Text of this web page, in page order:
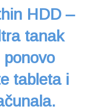
HDD –
tanak
tableta i